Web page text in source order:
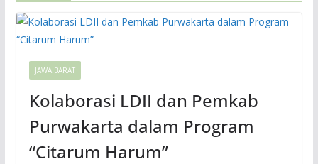
JAWA BARAT
Kolaborasi LDII dan Pemkab
Purwakarta dalam Program
“Citarum Harum”